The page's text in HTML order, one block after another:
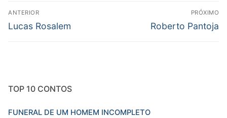
Navegação
de
ANTERIOR
Post
Lucas Rosalem
PRÓXIMO
Próximo
Roberto Pantoja
TOP 10 CONTOS
FUNERAL DE UM HOMEM INCOMPLETO